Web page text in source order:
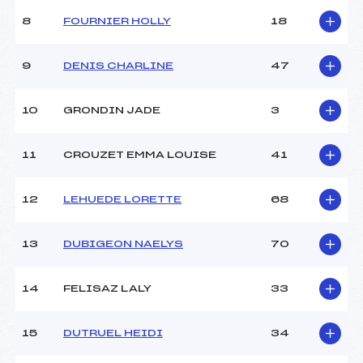
(MB)
BEAU
11h45
FOURNIER NICOLAS (MB)
Ouvreurs B :
Ouvreurs D :
Température arrivée :
2
8 FOURNIER HOLLY 18
9 DENIS CHARLINE 47
10 GRONDIN JADE 3
11 CROUZET EMMA LOUISE 41
12 LEHUEDE LORETTE 68
13 DUBIGEON NAELYS 70
14 FELISAZ LALY 33
15 DUTRUEL HEIDI 34